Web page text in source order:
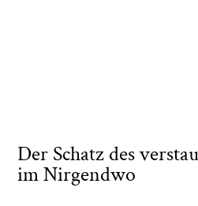
Der Schatz des
im Nirgendwo